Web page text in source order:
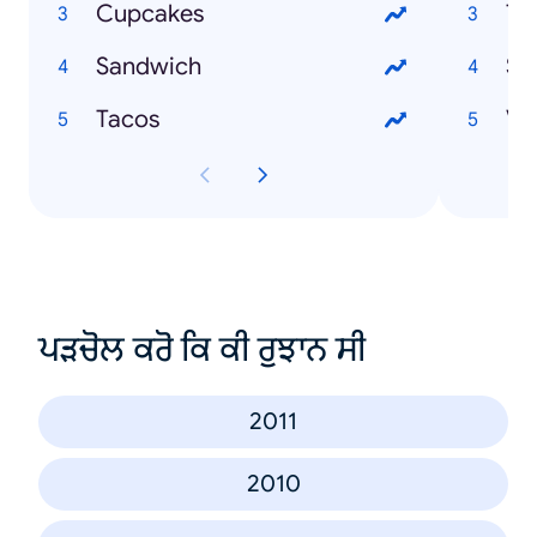
Cupcakes
Sandwich
Tacos
ਪੜਚੋਲ ਕਰੋ ਕਿ ਕੀ ਰੁਝਾਨ ਸੀ
2011
2010